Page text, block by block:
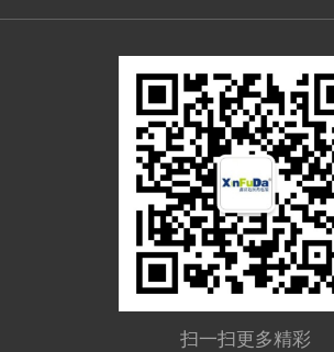
扫一扫更多精彩